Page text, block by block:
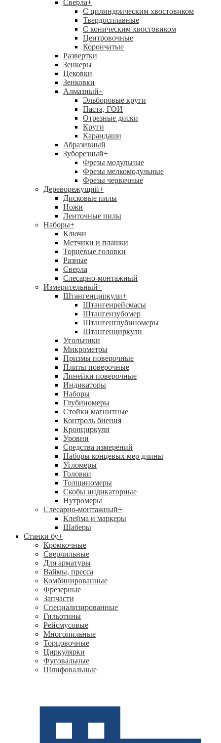
Сверла+
С цилиндрическим хвостовиком
Твердосплавные
С коническим хвостовиком
Центровочные
Корончатые
Развертки
Зенкеры
Цековки
Зенковки
Алмазный+
Эльборовые круги
Паста, ГОИ
Отрезные диски
Круги
Карандаши
Абразивный
Зуборезный+
Фрезы модульные
Фрезы мелкомодульные
Фрезы червячные
Дереворежущий+
Дисковые пилы
Ножи
Ленточные пилы
Наборы+
Ключи
Метчики и плашки
Торцевые головки
Разные
Сверла
Слесарно-монтажный
Измерительный+
Штангенциркули+
Штангенрейсмасы
Штангензубомер
Штангенглубиномеры
Штангенциркули
Угольники
Микрометры
Призмы поверочные
Плиты поверочные
Линейки поверочные
Индикаторы
Наборы
Глубиномеры
Стойки магнитные
Контроль биения
Кронциркули
Уровни
Средства измерений
Наборы концевых мер длины
Угломеры
Головки
Толщиномеры
Скобы индикаторные
Нутромеры
Слесарно-монтажный+
Клейма и маркеры
Шаберы
Станки бу+
Кромкочные
Сверлильные
Для арматуры
Ваймы, пресса
Комбинированные
Фрезерные
Запчасти
Специализированные
Гильотины
Рейсмусовые
Многопильные
Торцовочные
Циркулярки
Фуговальные
Шлифовальные